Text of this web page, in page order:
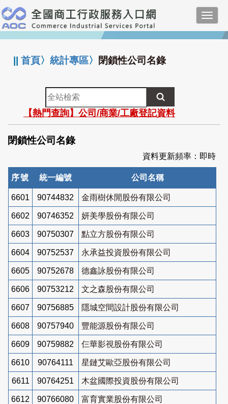
跳
到
主
要
:::
||首頁〉統計專區〉 閉鎖性公司名錄
全
站
檢
索
【熱門查詢】公司/商業/工廠登記資料
閉鎖性公司名錄
資料更新頻率：即時
序號 統一編號 公司名稱
6601 90744832 金雨樹休閒股份有限公司
6602 90746352 妍美學股份有限公司
6603 90750307 點立方股份有限公司
6604 90752537 永承益投資股份有限公司
6605 90752678 德鑫詠股份有限公司
6606 90753212 文之森股份有限公司
6607 90756885 隱城空間設計股份有限公司
6608 90757940 豐能源股份有限公司
6609 90759882 仨華影視股份有限公司
6610 90764111 星鏈艾歐亞股份有限公司
6611 90764251 木盆國際投資股份有限公司
6612 90766080 富育實業股份有限公司